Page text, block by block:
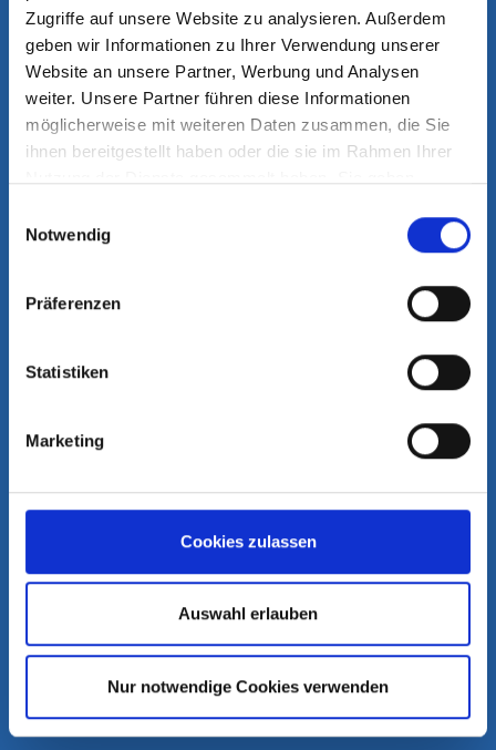
Zugriffe auf unsere Website zu analysieren. Außerdem
geben wir Informationen zu Ihrer Verwendung unserer
Website an unsere Partner, Werbung und Analysen
weiter. Unsere Partner führen diese Informationen
möglicherweise mit weiteren Daten zusammen, die Sie
ihnen bereitgestellt haben oder die sie im Rahmen Ihrer
Webseite weiterhin nutzen.
Notwendig
Präferenzen
Statistiken
Marketing
Cookies zulassen
Auswahl erlauben
Nur notwendige Cookies verwenden
UNSERE SPRECHZEITEN
Mo. - Do.
08:00 - 12:30 Uhr
14:00 - 18:00 Uhr
und nach Vereinbarung
Für Patienten mit akuten Beschwerden
halten wir Notfalltermine bereit, die
HIER FINDEN SIE UNS
OZM Orthopädie Zentrum
München im Helios | MVZ
Helene-Weber-Allee 19